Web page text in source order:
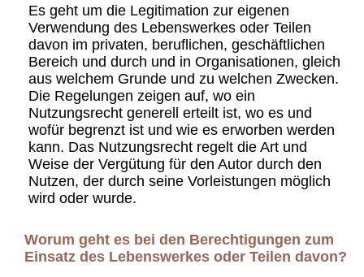
Es geht um die Legitimation zur eigenen
Verwendung des Lebenswerkes oder Teilen
davon im privaten, beruflichen, geschäftlichen
Bereich und durch und in Organisationen, gleich
aus welchem Grunde und zu welchen Zwecken.
Die Regelungen zeigen auf, wo ein
Nutzungsrecht generell erteilt ist, wo es und
wofür begrenzt ist und wie es erworben werden
kann. Das Nutzungsrecht regelt die Art und
Weise der Vergütung für den Autor durch den
Nutzen, der durch seine Vorleistungen möglich
wird oder wurde.
Worum geht es bei den Berechtigungen zum
Einsatz des Lebenswerkes oder Teilen davon?